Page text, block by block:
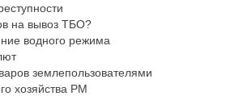
на вывоз ТБО?
водного режима
землепользователями
хозяйства РМ